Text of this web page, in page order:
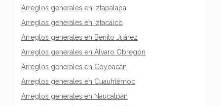
Arreglos generales en Iztapalapa
Arreglos generales en Iztacalco
Arreglos generales en Benito Juárez
Arreglos generales en Álvaro Obregón
Arreglos generales en Coyoacán
Arreglos generales en Cuauhtémoc
Arreglos generales en Naucalpan